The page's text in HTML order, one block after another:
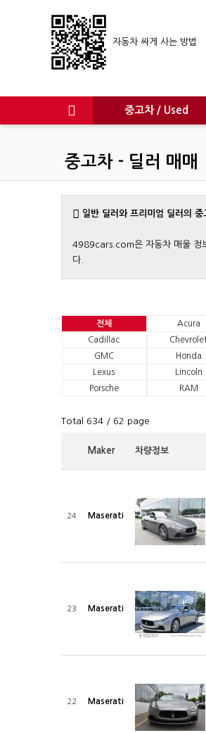
자동차 싸게 사는 방법
중고차 / Used
중고차 - 딜러 매매
일반 딜러와 프리미엄 딜러의 중
4989cars.com은 자동차 매울 정
다.
전체 Acura
Cadillac
GMC
Honda
Lexus
Lincoln
Porsche
RAM
Total 634 / 62 page
Maker 차량정보
24 Maserati
23 Maserati
22 Maserati